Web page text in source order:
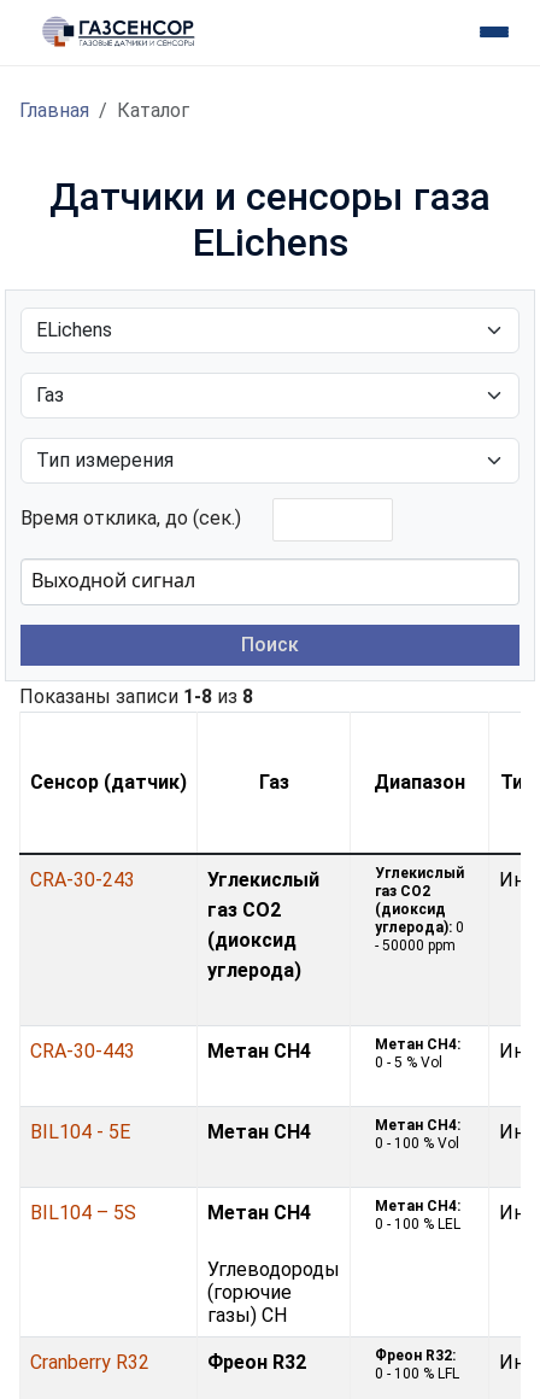
Главная Каталог
Датчики и сенсоры газа
ELichens
Время отклика, до (сек.)
Поиск
Показаны записи 1-8 из 8
Сенсор (датчик) Газ Диапазон Тип
CRA-30-243
Углекислый
газ CO2
(диоксид
углерода)
Углекислый
газ CO2
(диоксид
углерода): 0
- 50000 ppm
CRA-30-443 Метан CH4
Метан CH4:
0 - 5 % Vol
BIL104 - 5E Метан CH4
Метан CH4:
0 - 100 % Vol
BIL104 – 5S Метан CH4
Углеводороды
(горючие
газы) CH
Метан CH4:
0 - 100 % LEL
Cranberry R32 Фреон R32
Фреон R32:
0 - 100 % LFL